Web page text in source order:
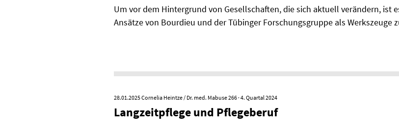
Um vor dem Hintergrund von Gesellschaften, die sich aktuell verändern, ist
Ansätze von Bourdieu und der Tübinger Forschungsgruppe als Werkszeuge
28.01.2025Cornelia Heintze / Dr. med. Mabuse 266 · 4. Quartal 2024
Langzeitpflege und Pflegeberuf